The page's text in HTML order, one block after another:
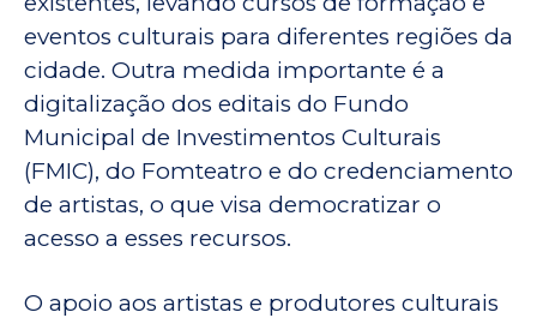
eventos culturais para diferentes regiões da
cidade. Outra medida importante é a
digitalização dos editais do Fundo
Municipal de Investimentos Culturais
(FMIC), do Fomteatro e do credenciamento
de artistas, o que visa democratizar o
acesso a esses recursos.
O apoio aos artistas e produtores culturais